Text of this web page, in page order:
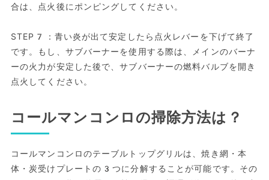
合は、点火後にポンピングしてください。
STEP7：青い炎が出て安定したら点火レバーを下げて終了
です。もし、サブバーナーを使用する際は、メインのバーナ
ーの火力が安定した後で、サブバーナーの燃料バルブを開き
点火してください。
コールマンコンロの掃除方法は？
コールマンコンロのテーブルトップグリルは、焼き網・本
体・炭受けプレートの3つに分解することが可能です。その